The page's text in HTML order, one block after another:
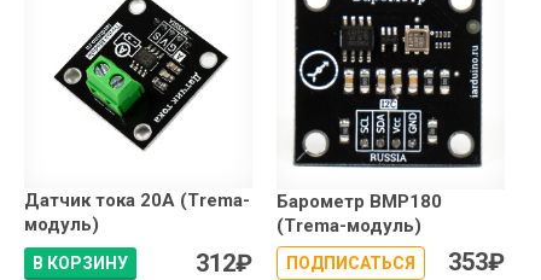
Датчик тока 20А (Trema-
модуль)
В КОРЗИНУ 312₽
Барометр BMP180
(Trema-модуль)
ПОДПИСАТЬСЯ 353₽